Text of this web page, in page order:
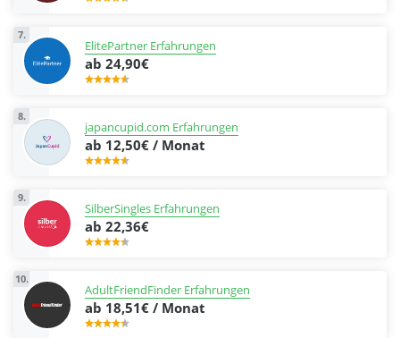
7.
ElitePartner Erfahrungen
ab 24,90€
8.
japancupid.com Erfahrungen
ab 12,50€ / Monat
9.
SilberSingles Erfahrungen
ab 22,36€
10.
AdultFriendFinder Erfahrungen
ab 18,51€ / Monat